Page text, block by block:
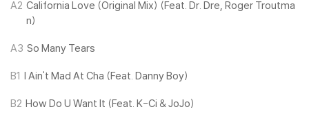
기기 문제로 인해 발생하는 재생 불량 현상에 대해서는 반품/교환이 불가
하니 침압 조절이 가능한 기기에서 재생하실 것을 권유 드립니다.
2) 디스크는 정전기와 먼지로 인해 재생이 원활하지 않은 경우가 있습니
3) 바늘에 먼지가 쌓이는 경우에도 재생이 원활하지 않을 수 있습니다.
※ 디스크 외관 불량
A2 California Love (Original Mix) (Feat. Dr. Dre, Roger Troutma
n)
A3 So Many Tears
B1 I Ain't Mad At Cha (Feat. Danny Boy)
B2 How Do U Want It (Feat. K-Ci & JoJo)